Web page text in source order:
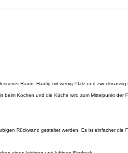
Raum. Häufig mit wenig Platz und
Kochen und die Küche wird zum Mittelpunkt der
Rückwand gestaltet werden. Es ist einfacher die